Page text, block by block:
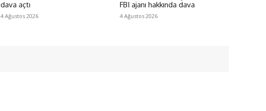
dava açtı
4 Ağustos 2026
FBI ajanı hakkında dava
4 Ağustos 2026